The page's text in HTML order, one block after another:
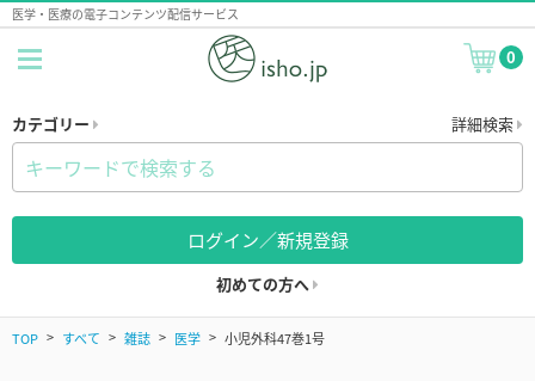
医学・医療の電子コンテンツ配信サービス
0
カテゴリー 詳細検索
ログイン／新規登録
初めての方へ
TOP すべて 雑誌 医学 小児外科47巻1号